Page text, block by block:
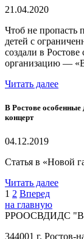
21.04.2020
Чтоб не
детей с
создали в
организацию —
Читать далее
В Ростове
концерт
04.12.2019
Статья в «Новой
Читать далее
1 2 Вперед
на главную
РРООСВДИДС
344001 г. Ростов-